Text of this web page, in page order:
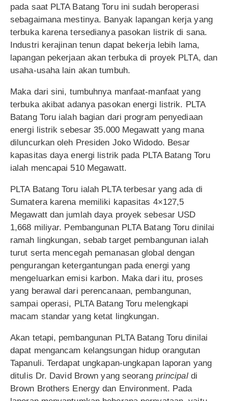
pada saat PLTA Batang Toru ini sudah beroperasi
sebagaimana mestinya. Banyak lapangan kerja yang
terbuka karena tersedianya pasokan listrik di sana.
Industri kerajinan tenun dapat bekerja lebih lama,
lapangan pekerjaan akan terbuka di proyek PLTA, dan
usaha-usaha lain akan tumbuh.
Maka dari sini, tumbuhnya manfaat-manfaat yang
terbuka akibat adanya pasokan energi listrik. PLTA
Batang Toru ialah bagian dari program penyediaan
energi listrik sebesar 35.000 Megawatt yang mana
diluncurkan oleh Presiden Joko Widodo. Besar
kapasitas daya energi listrik pada PLTA Batang Toru
ialah mencapai 510 Megawatt.
PLTA Batang Toru ialah PLTA terbesar yang ada di
Sumatera karena memiliki kapasitas 4×127,5
Megawatt dan jumlah daya proyek sebesar USD
1,668 miliyar. Pembangunan PLTA Batang Toru dinilai
ramah lingkungan, sebab target pembangunan ialah
turut serta mencegah pemanasan global dengan
pengurangan ketergantungan pada energi yang
mengeluarkan emisi karbon. Maka dari itu, proses
yang berawal dari perencanaan, pembangunan,
sampai operasi, PLTA Batang Toru melengkapi
macam standar yang ketat lingkungan.
Akan tetapi, pembangunan PLTA Batang Toru dinilai
dapat mengancam kelangsungan hidup orangutan
Tapanuli. Terdapat ungkapan-ungkapan laporan yang
ditulis Dr. David Brown yang seorang principal di
Brown Brothers Energy dan Environment. Pada